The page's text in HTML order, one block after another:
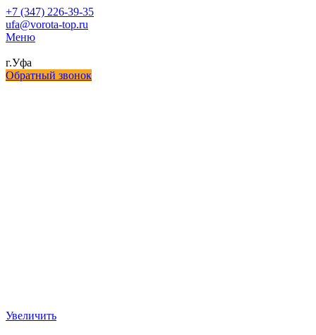
+7 (347) 226-39-35
ufa@vorota-top.ru
Меню
г.Уфа
Обратный звонок
Увеличить